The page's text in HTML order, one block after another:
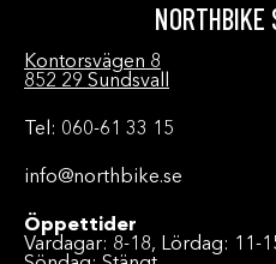
NORTHBIKE
Kontorsvägen 8
852 29 Sundsvall
Tel: 060-61 33 15
info@northbike.se
Öppettider
Vardagar: 8-18, Lördag: 11-